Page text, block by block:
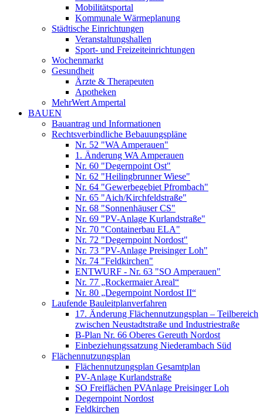
Mobilitätsportal
Kommunale Wärmeplanung
Städtische Einrichtungen
Veranstaltungshallen
Sport- und Freizeiteinrichtungen
Wochenmarkt
Gesundheit
Ärzte & Therapeuten
Apotheken
MehrWert Ampertal
BAUEN
Bauantrag und Informationen
Rechtsverbindliche Bebauungspläne
Nr. 52 "WA Amperauen"
1. Änderung WA Amperauen
Nr. 60 "Degernpoint Ost"
Nr. 62 "Heilingbrunner Wiese"
Nr. 64 "Gewerbegebiet Pfrombach"
Nr. 65 "Aich/Kirchfeldstraße"
Nr. 68 "Sonnenhäuser CS"
Nr. 69 "PV-Anlage Kurlandstraße"
Nr. 70 "Containerbau ELA"
Nr. 72 "Degernpoint Nordost"
Nr. 73 "PV-Anlage Preisinger Loh"
Nr. 74 "Feldkirchen"
ENTWURF - Nr. 63 "SO Amperauen"
Nr. 77 „Rockermaier Areal“
Nr. 80 „Degernpoint Nordost II“
Laufende Bauleitplanverfahren
17. Änderung Flächennutzungsplan – Teilbereich
zwischen Neustadtstraße und Industriestraße
B-Plan Nr. 66 Oberes Gereuth Nordost
Einbeziehungssatzung Niederambach Süd
Flächennutzungsplan
Flächennutzungsplan Gesamtplan
PV-Anlage Kurlandstraße
SO Freiflächen PV­Anlage Preisinger Loh
Degernpoint Nordost
Feldkirchen